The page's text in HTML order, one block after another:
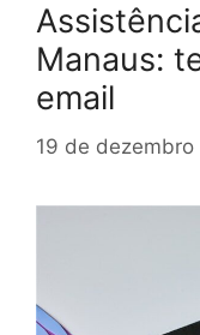
Manaus:
email
19 de